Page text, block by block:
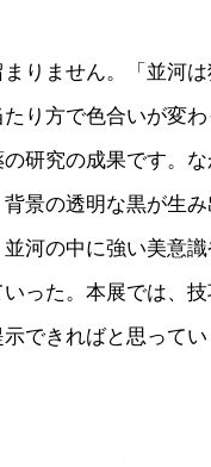
りません。「並河
り方で色合いが変
研究の成果です。
景の透明な黒が生
河の中に強い美意
った。本展では、
できればと思って